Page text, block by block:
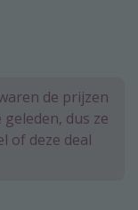
de prijzen
dus ze
of deze deal